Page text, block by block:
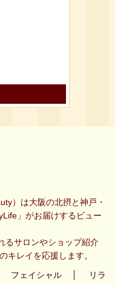
）は大阪の北摂と神戸・
」がお届けするビュー
るサロンやショップ紹介
キレイを応援します。
フェイシャル
リラ